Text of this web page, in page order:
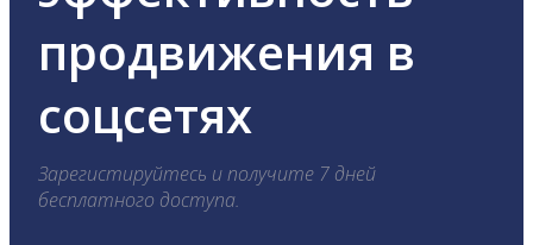
продвижения в
соцсетях
Зарегистируйтесь и получите 7 дней
бесплатного доступа.